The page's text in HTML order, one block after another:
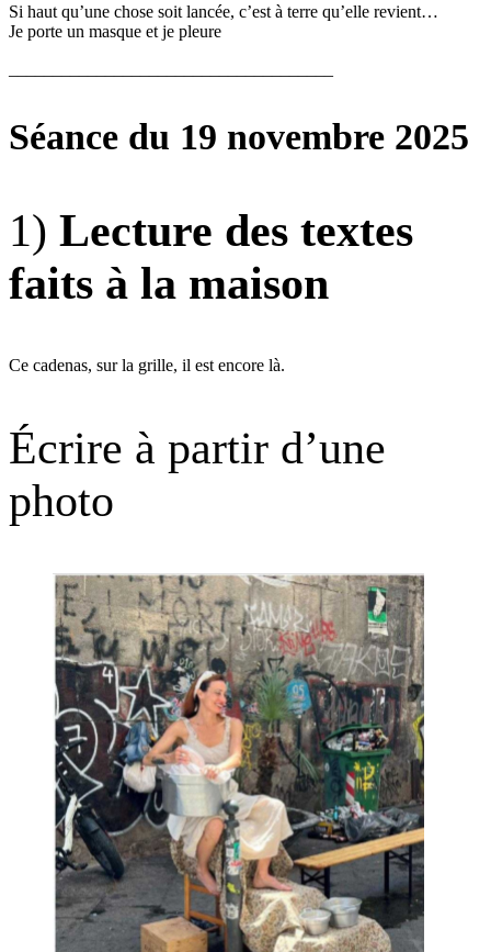
Si haut qu’une chose soit lancée, c’est à terre qu’elle revient…
Je porte un masque et je pleure
Séance du 19 novembre 2025
1) Lecture des textes
faits à la maison
Ce cadenas, sur la grille, il est encore là.
Écrire à partir d’une
photo